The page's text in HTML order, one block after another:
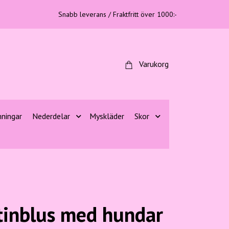
Snabb leverans / Fraktfritt över 1000:-
Varukorg
Nederdelar Myskläder
Skor
med hundar